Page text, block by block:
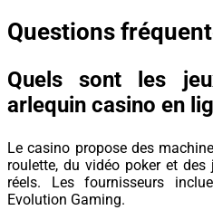
Questions
Quels sont les
arlequin casino en
Le casino propose des
roulette, du vidéo poker et
réels. Les fournisseurs
Evolution Gaming.